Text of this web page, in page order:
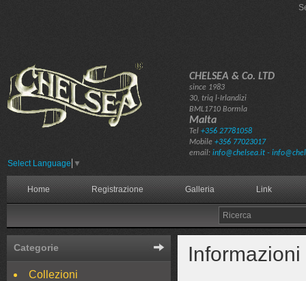
Select Language ▼
CHELSEA & Co. LTD
since 1983
30, triq l-Irlandizi
BML1710 Bormla
Malta
Tel +356 27781058
Mobile +356 77023017
email: info@chelsea.it -
Home Registrazione Galleria Link
Categorie
Collezioni
Informazioni